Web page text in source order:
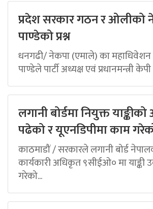
प्रदेश सरकार गठन र ओलीको
पाण्डेको प्रश्न
धनगढी/ नेकपा (एमाले) का महाधिवेशन
पाण्डेले पार्टी अध्यक्ष एवं प्रधानमन्त्री
लगानी बोर्डमा नियुक्त
पढेको र यूएनडिपीमा काम
काठमाडौं / सरकारले लगानी बोर्ड
कार्यकारी अधिकृत ९सीईओ० मा याङ्की
गरेको...